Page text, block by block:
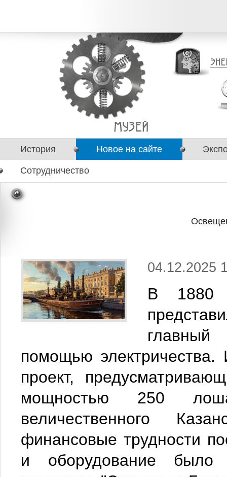
История Новое на сайте
Сотрудничество
04.12.2025
В 1880
помощью
проект,
мощностью 250
величественного
финансовые трудности
и оборудование было